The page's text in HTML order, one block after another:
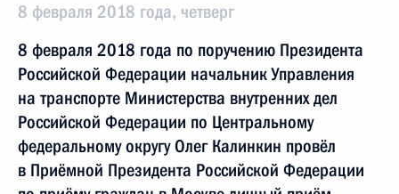
8 февраля 2018 года, четверг
8 февраля 2018 года по поручению Президента
Российской Федерации начальник Управления
на транспорте Министерства внутренних дел
Российской Федерации по Центральному
федеральному округу Олег Калинкин провёл
в Приёмной Президента Российской Федерации